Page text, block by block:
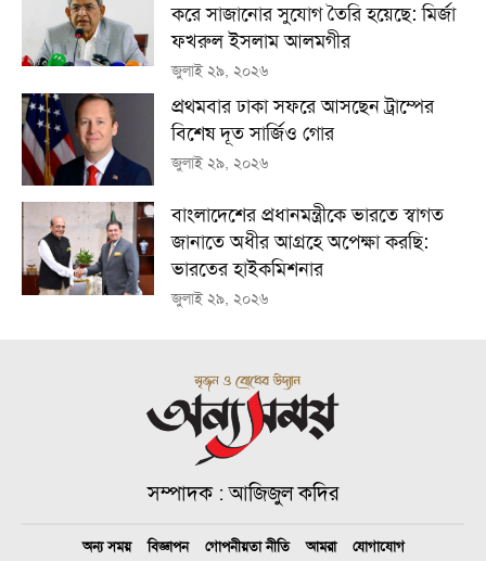
করে সাজানোর সুযোগ তৈরি হয়েছে: মির্জা
ফখরুল ইসলাম আলমগীর
জুলাই ২৯, ২০২৬
প্রথমবার ঢাকা সফরে আসছেন ট্রাম্পের
বিশেষ দূত সার্জিও গোর
জুলাই ২৯, ২০২৬
বাংলাদেশের প্রধানমন্ত্রীকে ভারতে স্বাগত
জানাতে অধীর আগ্রহে অপেক্ষা কর‌ছি:
ভারতের হাইকমিশনার
জুলাই ২৯, ২০২৬
সম্পাদক : আজিজুল কদির
অন্য সময় বিজ্ঞাপন গোপনীয়তা নীতি আমরা যোগাযোগ